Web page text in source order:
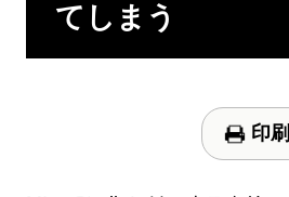
てしまう
印